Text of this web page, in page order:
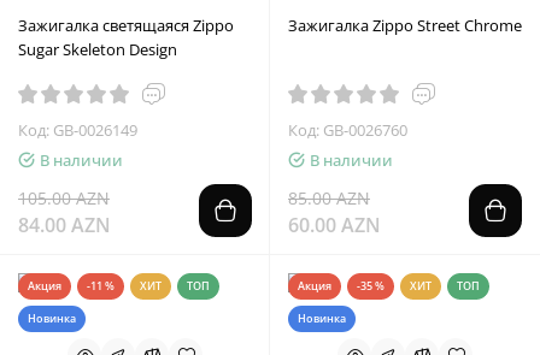
Зажигалка светящаяся Zippo
Sugar Skeleton Design
Код: GB-0026149
В наличии
105.00 AZN
84.00 AZN
Зажигалка Zippo Street Chrome
Код: GB-0026760
В наличии
85.00 AZN
60.00 AZN
Акция -11 % ХИТ ТОП
Новинка
Акция -35 % ХИТ ТОП
Новинка